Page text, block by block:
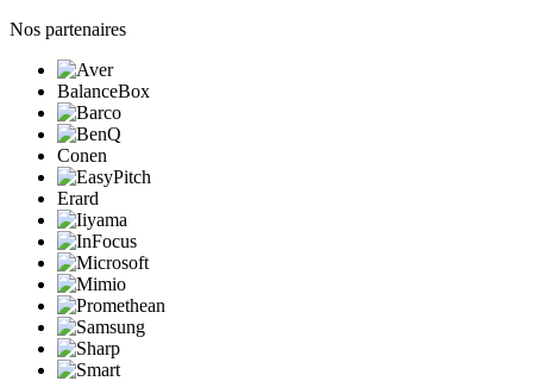
Nos partenaires
BalanceBox
Conen
Erard